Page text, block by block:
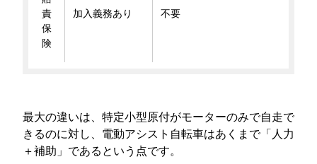
責
保
険
加入義務あり 不要
最大の違いは、特定小型原付がモーターのみで自走で
きるのに対し、電動アシスト自転車はあくまで「人力
＋補助」であるという点です。